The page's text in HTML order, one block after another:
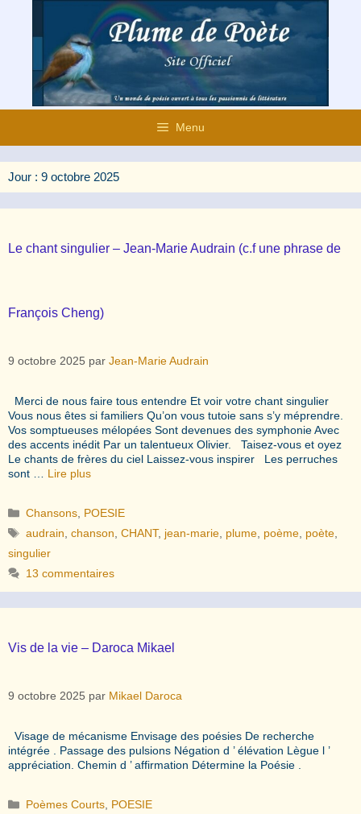
contenu
Menu
Jour : 9 octobre 2025
Le chant singulier – Jean-Marie Audrain (c.f une phrase de
François Cheng)
9 octobre 2025 par Jean-Marie Audrain
Merci de nous faire tous entendre Et voir votre chant singulier
Vous nous êtes si familiers Qu’on vous tutoie sans s’y méprendre.
Vos somptueuses mélopées Sont devenues des symphonie Avec
des accents inédit Par un talentueux Olivier. Taisez-vous et oyez
Le chants de frères du ciel Laissez-vous inspirer Les perruches
sont … Lire plus
Catégories
Chansons POESIE
Étiquettes
audrain ,chanson ,CHANT, jean-marie plume poème poète
singulier
13 commentaires
Vis de la vie – Daroca Mikael
9 octobre 2025 par Mikael Daroca
Visage de mécanisme Envisage des poésies De recherche
intégrée . Passage des pulsions Négation d ’ élévation Lègue l ’
appréciation. Chemin d ’ affirmation Détermine la Poésie .
Catégories
Poèmes Courts POESIE